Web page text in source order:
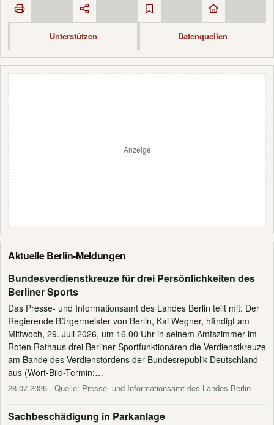
Unterstützen Datenquellen
Anzeige
Aktuelle Berlin-Meldungen
Bundesverdienstkreuze für drei Persönlichkeiten des
Berliner Sports
Das Presse- und Informationsamt des Landes Berlin teilt mit: Der
Regierende Bürgermeister von Berlin, Kai Wegner, händigt am
Mittwoch, 29. Juli 2026, um 16.00 Uhr in seinem Amtszimmer im
Roten Rathaus drei Berliner Sportfunktionären die Verdienstkreuze
am Bande des Verdienstordens der Bundesrepublik Deutschland
aus (Wort-Bild-Termin;…
28.07.2026 · Quelle: Presse- und Informationsamt des Landes Berlin
Sachbeschädigung in Parkanlage